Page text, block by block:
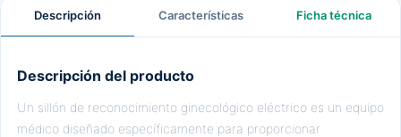
Descripción Características Ficha técnica
Descripción del producto
Un sillón de reconocimiento ginecológico eléctrico es un equipo
médico diseñado específicamente para proporcionar